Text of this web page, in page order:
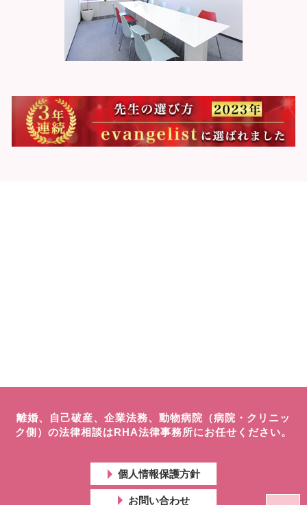
離婚、自己破産、企業法務、動物病院（病院・クリニッ
ク側）の法律相談はRHA法律事務所にお任せください。
個人情報保護方針
お問い合わせ